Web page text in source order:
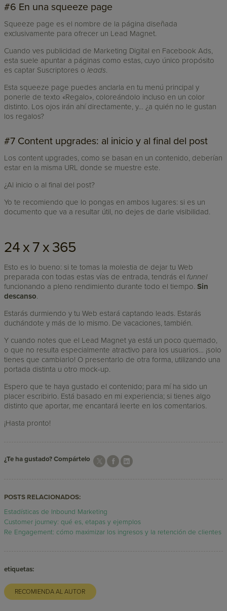
#6 En una squeeze page
Squeeze page es el nombre de la página diseñada
exclusivamente para ofrecer un Lead Magnet.
Cuando ves publicidad de Marketing Digital en Facebook Ads,
esta suele apuntar a páginas como estas, cuyo único propósito
es captar Suscriptores oleads.
Esta squeeze page puedes anclarla en tu menú principal y
ponerle de texto «Regalo», coloreándolo incluso en un color
distinto. Los ojos irán ahí directamente, y… ¿a quién no le gustan
los regalos?
#7 Content upgrades: al inicio y al final del post
Los content upgrades, como se basan en un contenido, deberían
estar en la misma URL donde se muestre este.
¿Al inicio o al final del post?
Yo te recomiendo que lo pongas en ambos lugares: si es un
documento que va a resultar útil, no dejes de darle visibilidad.
24 x 7 x 365
Esto es lo bueno: si te tomas la molestia de dejar tu Web
preparada con todas estas vías de entrada, tendrás el funnel
funcionando a pleno rendimiento durante todo el tiempo.Sin
descanso.
Estarás durmiendo y tu Web estará captando leads. Estarás
duchándote y más de lo mismo. De vacaciones, también.
Y cuando notes que el Lead Magnet ya está un poco quemado,
o que no resulta especialmente atractivo para los usuarios… ¡solo
tienes que cambiarlo! O presentarlo de otra forma, utilizando una
portada distinta u otro mock-up.
Espero que te haya gustado el contenido; para mí ha sido un
placer escribirlo. Está basado en mi experiencia; si tienes algo
distinto que aportar, me encantará leerte en los comentarios.
¡Hasta pronto!
¿Te ha gustado? Compártelo
POSTS RELACIONADOS:
Estadísticas de Inbound Marketing
Customer journey: qué es, etapas y ejemplos
Re Engagement: cómo maximizar los ingresos y la retención de clientes
etiquetas:
RECOMIENDA AL AUTOR